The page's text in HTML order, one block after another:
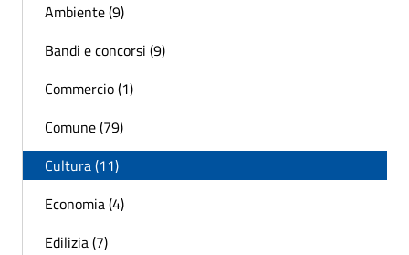
Ambiente (9)
Bandi e concorsi (9)
Commercio (1)
Comune (79)
Cultura (11)
Economia (4)
Edilizia (7)